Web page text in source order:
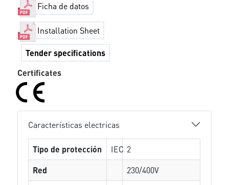
Ficha de datos
Installation Sheet
Tender specifications
Certificates
Características electricas
Tipo de protección IEC 2
Red
230/400V